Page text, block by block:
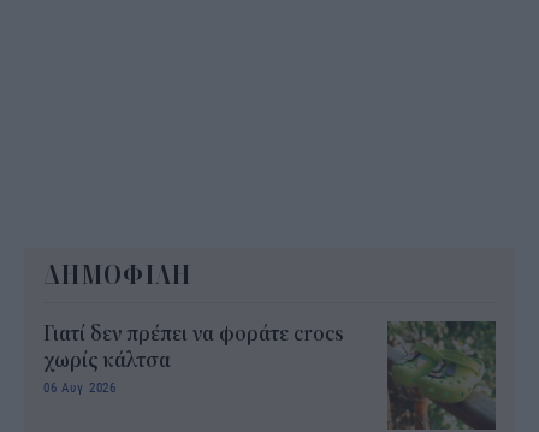
ΔΗΜΟΦΙΛΗ
Γιατί δεν πρέπει να φοράτε crocs
χωρίς κάλτσα
06 Αυγ 2026